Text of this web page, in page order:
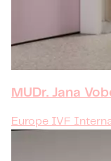
MUDr. Jana
Europe IVF